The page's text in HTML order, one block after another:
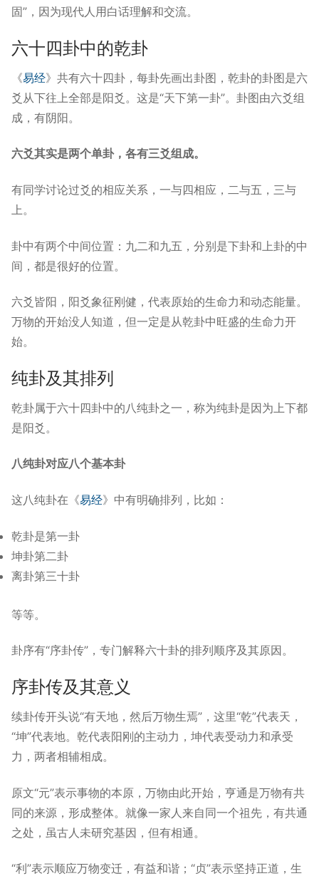
固”，因为现代人用白话理解和交流。
六十四卦中的乾卦
《易经》共有六十四卦，每卦先画出卦图，乾卦的卦图是六
爻从下往上全部是阳爻。这是“天下第一卦”。卦图由六爻组
成，有阴阳。
六爻其实是两个单卦，各有三爻组成。
有同学讨论过爻的相应关系，一与四相应，二与五，三与
上。
卦中有两个中间位置：九二和九五，分别是下卦和上卦的中
间，都是很好的位置。
六爻皆阳，阳爻象征刚健，代表原始的生命力和动态能量。
万物的开始没人知道，但一定是从乾卦中旺盛的生命力开
始。
纯卦及其排列
乾卦属于六十四卦中的八纯卦之一，称为纯卦是因为上下都
是阳爻。
八纯卦对应八个基本卦
这八纯卦在《易经》中有明确排列，比如：
乾卦是第一卦
坤卦第二卦
离卦第三十卦
等等。
卦序有“序卦传”，专门解释六十卦的排列顺序及其原因。
序卦传及其意义
续卦传开头说“有天地，然后万物生焉”，这里“乾”代表天，
“坤”代表地。乾代表阳刚的主动力，坤代表受动力和承受
力，两者相辅相成。
原文“元”表示事物的本原，万物由此开始，亨通是万物有共
同的来源，形成整体。就像一家人来自同一个祖先，有共通
之处，虽古人未研究基因，但有相通。
“利”表示顺应万物变迁，有益和谐；“贞”表示坚持正道，生